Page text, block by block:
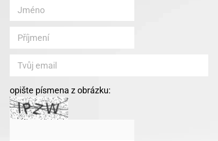
opište písmena z obrázku: